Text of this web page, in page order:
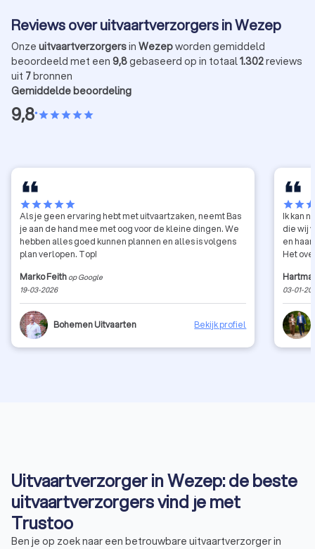
Reviews over uitvaartverzorgers in Wezep
Onze uitvaartverzorgersin Wezepworden gemiddeld
beoordeeld met een 9,8gebaseerd op in totaal1.302reviews
uit 7bronnen
Gemiddelde beoordeling
9,8•starstarstarstarstar
starstarstarstarstar
Als je geen ervaring hebt met uitvaartzaken, neemt Bas
je aan de hand mee met oog voor de kleine dingen. We
hebben alles goed kunnen plannen en alles is volgens
plan verlopen. Top!
Marko Feith op Google
19-03-2026
Bohemen Uitvaarten Bekijk profiel
starstar
Ik kan
die wij
en
Het
03-01-
Uitvaartverzorger in Wezep: de beste
uitvaartverzorgers vind je met
Trustoo
Ben je op zoek naar een betrouwbare uitvaartverzorger in